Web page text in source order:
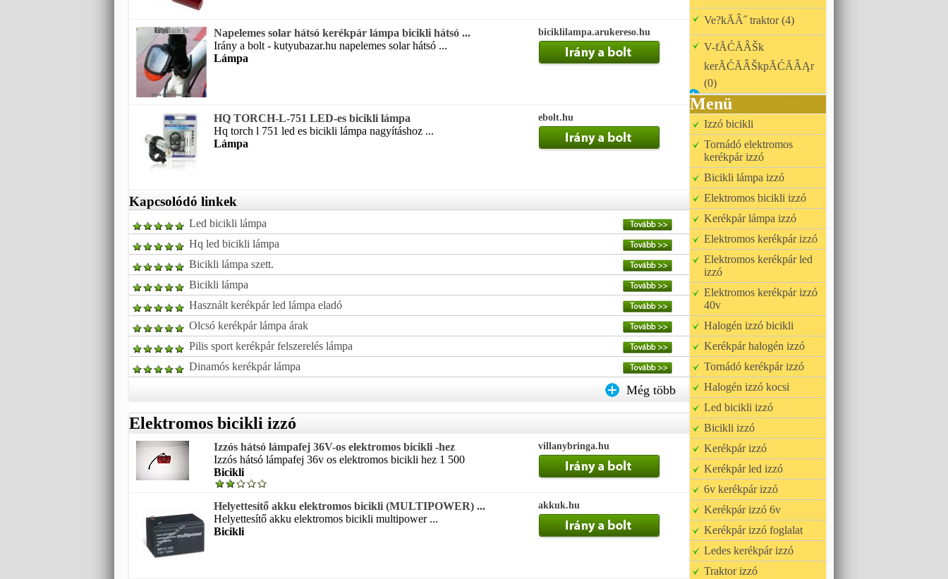
Napelemes solar hátsó kerékpár lámpa bicikli hátsó ...
Irány a bolt - kutyubazar.hu napelemes solar hátsó ...
Lámpa
biciklilampa.arukereso.hu
HQ TORCH-L-751 LED-es bicikli lámpa
Hq torch l 751 led es bicikli lámpa nagyításhoz ...
Lámpa
ebolt.hu
Kapcsolódó linkek
Led bicikli lámpa
Hq led bicikli lámpa
Bicikli lámpa szett.
Bicikli lámpa
Használt kerékpár led lámpa eladó
Olcsó kerékpár lámpa árak
Pilis sport kerékpár felszerelés lámpa
Dinamós kerékpár lámpa
Még több
Elektromos bicikli izzó
Izzós hátsó lámpafej 36V-os elektromos bicikli -hez
Izzós hátsó lámpafej 36v os elektromos bicikli hez 1 500
Bicikli
villanybringa.hu
Helyettesítő akku elektromos bicikli (MULTIPOWER) ...
Helyettesítő akku elektromos bicikli multipower ...
Bicikli
akkuk.hu
Ve?kĂÂ˝ traktor (4)
V-fĂĆĂÂŠk
kerĂĆĂÂŠkpĂĆĂÂĄr
(0)
Menü
Izzó bicikli
Tornádó elektromos
kerékpár izzó
Bicikli lámpa izzó
Elektromos bicikli izzó
Kerékpár lámpa izzó
Elektromos kerékpár izzó
Elektromos kerékpár led
izzó
Elektromos kerékpár izzó
40v
Halogén izzó bicikli
Kerékpár halogén izzó
Tornádó kerékpár izzó
Halogén izzó kocsi
Led bicikli izzó
Bicikli izzó
Kerékpár izzó
Kerékpár led izzó
6v kerékpár izzó
Kerékpár izzó 6v
Kerékpár izzó foglalat
Ledes kerékpár izzó
Traktor izzó